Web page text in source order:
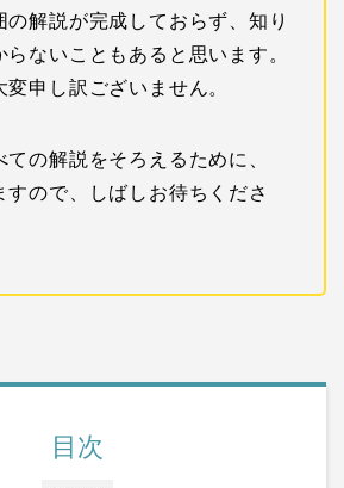
の解説が完成しておらず、知り
ないこともあると思います。
申し訳ございません。
ての解説をそろえるために、
すので、しばしお待ちくださ
目次